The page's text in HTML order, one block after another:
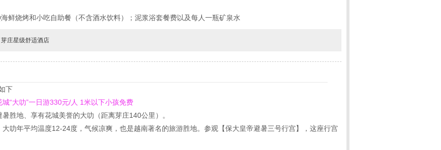
鲜烧烤和小吃自助餐（不含酒水饮料）；泥浆浴套餐费以及每人一瓶矿泉水
芽庄星级舒适酒店
下
“大叻”一日游330元/人 1米以下小孩免费
胜地、享有花城美誉的大叻（距离芽庄140公里）。
叻年平均温度12-24度，气候凉爽，也是越南著名的旅游胜地。参观【保大皇帝避暑三号行宫】，这座行宫